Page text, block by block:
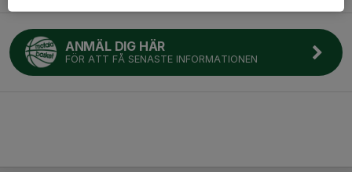
ANMÄL DIG HÄR
FÖR ATT FÅ SENASTE INFORMATIONEN